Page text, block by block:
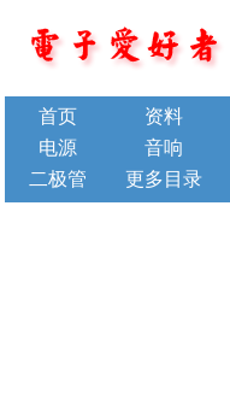
首页 资料
电源
音响
二极管
更多目录